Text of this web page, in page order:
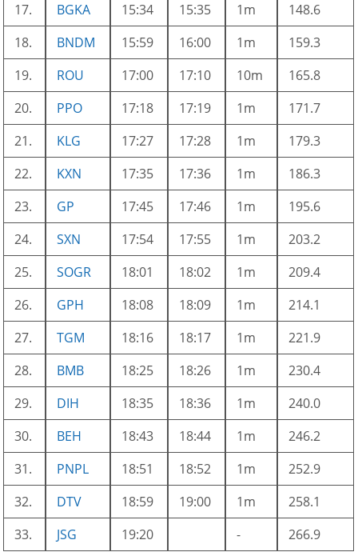
17.
BGKA 15:34 15:35 1m
148.6
18.
BNDM 15:59 16:00 1m
159.3
19.
ROU 17:00 17:10 10m
165.8
20.
PPO 17:18 17:19 1m
171.7
21.
KLG 17:27 17:28 1m
179.3
22.
KXN 17:35 17:36 1m
186.3
23.
GP 17:45 17:46 1m
195.6
24.
SXN 17:54 17:55 1m
203.2
25.
SOGR 18:01 18:02 1m
209.4
26.
GPH 18:08 18:09 1m
214.1
27.
TGM 18:16 18:17 1m
221.9
28.
BMB 18:25 18:26 1m
230.4
29.
DIH 18:35 18:36 1m
240.0
30.
BEH 18:43 18:44 1m
246.2
31.
PNPL 18:51 18:52 1m
252.9
32.
DTV 18:59 19:00 1m
258.1
33.
JSG 19:20 - 266.9